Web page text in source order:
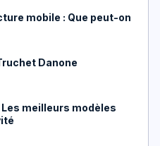
mobile : Que peut-on
Danone
meilleurs modèles